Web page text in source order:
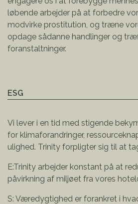
løbende arbejder på at forbedre
modvirke prostitution, og træne
opdage sådanne handlinger og
foranstaltninger.
ESG
Vi lever i en tid med stigende
for klimaforandringer,
ulighed. Trinity forpligter sig til at
E:Trinity arbejder konstant på at
påvirkning af miljøet fra vores
S: Væredygtighed er forankret i